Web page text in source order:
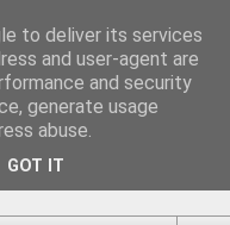
de nous faire
la par des moyens
qu'on remplisse nos
to deliver its services
and user-agent are
and security
generate usage
abuse.
GOT IT